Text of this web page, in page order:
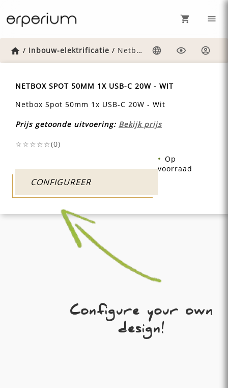
Home
/ Inbouw-elektrificatie / Netbox-spot-50mm-1x-usb-c-20w-wit
NETBOX SPOT 50MM 1X USB-C 20W - WIT
Netbox Spot 50mm 1x USB-C 20W - Wit
Prijs getoonde uitvoering: Bekijk prijs
☆☆☆☆☆(0)
CONFIGUREER
Op
voorraad
Configure your own
design!